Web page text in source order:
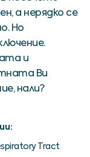
а нерядко се
Но
и
Ви
нали?
Tract